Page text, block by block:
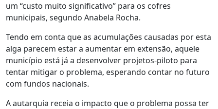
um “custo muito significativo” para os cofres
municipais, segundo Anabela Rocha.
Tendo em conta que as acumulações causadas por esta
alga parecem estar a aumentar em extensão, aquele
município está já a desenvolver projetos-piloto para
tentar mitigar o problema, esperando contar no futuro
com fundos nacionais.
A autarquia receia o impacto que o problema possa ter